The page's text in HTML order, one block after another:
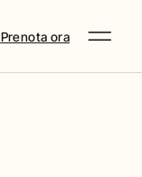
Prenota ora